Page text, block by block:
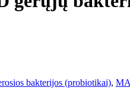
bakterijos (probiotikai),